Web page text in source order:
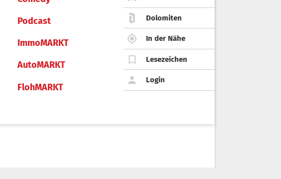
Podcast
ImmoMARKT
AutoMARKT
FlohMARKT
Dolomiten
In der Nähe
Lesezeichen
Login